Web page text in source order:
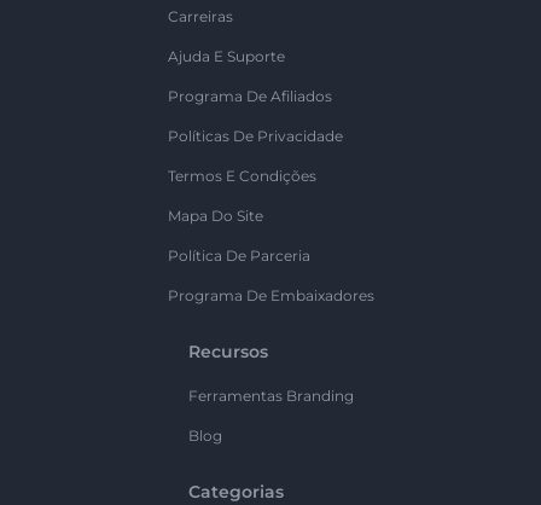
Carreiras
Ajuda E Suporte
Programa De Afiliados
Políticas De Privacidade
Termos E Condições
Mapa Do Site
Política De Parceria
Programa De Embaixadores
Recursos
Ferramentas Branding
Blog
Categorias